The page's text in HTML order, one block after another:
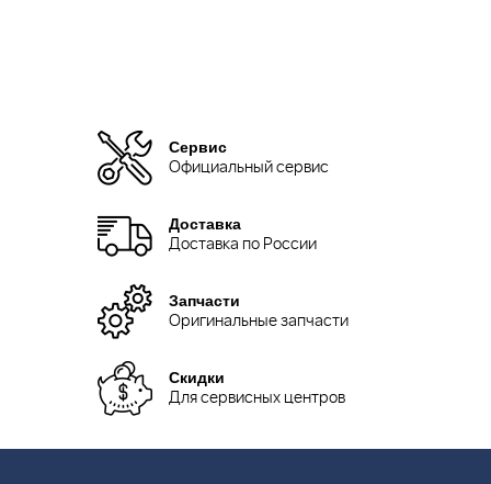
Сервис
Официальный сервис
Доставка
Доставка по России
Запчасти
Оригинальные запчасти
Скидки
Для сервисных центров